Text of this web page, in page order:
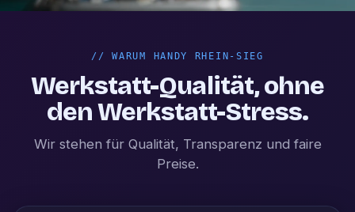
//WARUM HANDY RHEIN-SIEG
Werkstatt-Qualität, ohne
den Werkstatt-Stress.
Wir stehen für Qualität, Transparenz und faire
Preise.